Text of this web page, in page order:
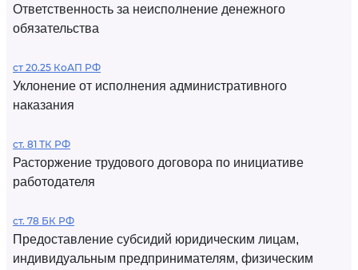
Ответственность за неисполнение денежного
обязательства
ст 20.25 КоАП РФ
Уклонение от исполнения административного
наказания
ст. 81 ТК РФ
Расторжение трудового договора по инициативе
работодателя
ст. 78 БК РФ
Предоставление субсидий юридическим лицам,
индивидуальным предпринимателям, физическим